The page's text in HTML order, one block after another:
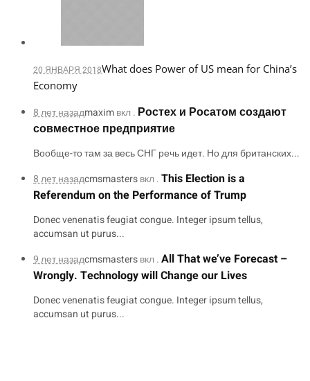
20 ЯНВАРЯ 2018What does Power of US mean for China’s
Economy
8 лет назадmaximвкл . Ростех и Росатом создают
совместное предприятие
Вообще-то там за весь СНГ речь идет. Но для британских...
8 лет назадcmsmastersвкл .This Election is a
Referendum on the Performance of Trump
Donec venenatis feugiat congue. Integer ipsum tellus,
accumsan ut purus...
9 лет назадcmsmastersвкл .All That we’ve Forecast –
Wrongly. Technology will Change our Lives
Donec venenatis feugiat congue. Integer ipsum tellus,
accumsan ut purus...